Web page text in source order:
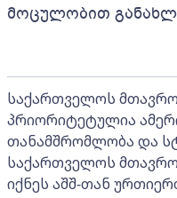
მოცულობით
საქართველოს
პრიორიტეტულია
თანამშრომლობა და
საქართველოს
იქნეს აშშ-თან